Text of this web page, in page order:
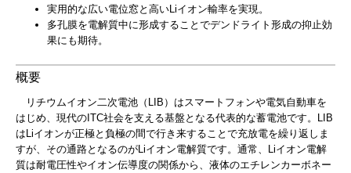
実用的な広い電位窓と高いLiイオン輸率を実現。
多孔膜を電解質中に形成することでデンドライト形成の抑止効
果にも期待。
概要
リチウムイオン二次電池（LIB）はスマートフォンや電気自動車を
はじめ、現代のITC社会を支える基盤となる代表的な蓄電池です。LIB
はLiイオンが正極と負極の間で行き来することで充放電を繰り返しま
すが、その通路となるのがLiイオン電解質です。通常、Liイオン電解
質は耐電圧性やイオン伝導度の関係から、液体のエチレンカーボネー